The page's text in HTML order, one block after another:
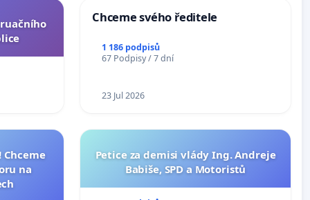
Chceme svého ředitele
1 186 podpisů
67 Podpisy / 7 dní
23 Jul 2026
Chceme
na
Petice za demisi vlády Ing. Andreje
Babiše, SPD a Motoristů